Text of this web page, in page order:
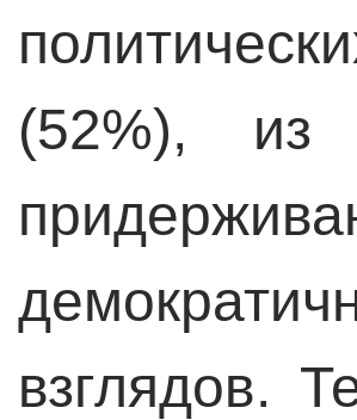
(52%), из
взглядов.